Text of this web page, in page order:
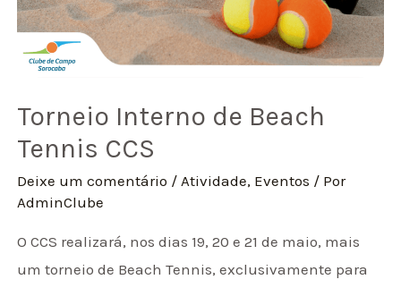
Torneio Interno de Beach
Tennis CCS
Deixe um comentário /Atividade, Eventos / Por
AdminClube
O CCS realizará, nos dias 19, 20 e 21 de maio, mais
um torneio de Beach Tennis, exclusivamente para